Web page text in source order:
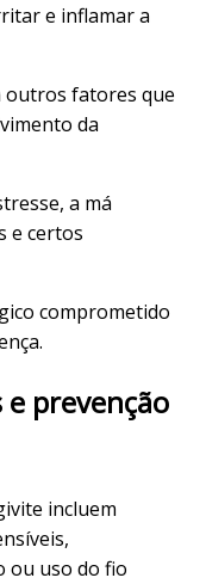
e inflamar a
outros fatores que
da
a má
e certos
comprometido
prevenção
incluem
ou uso do fio